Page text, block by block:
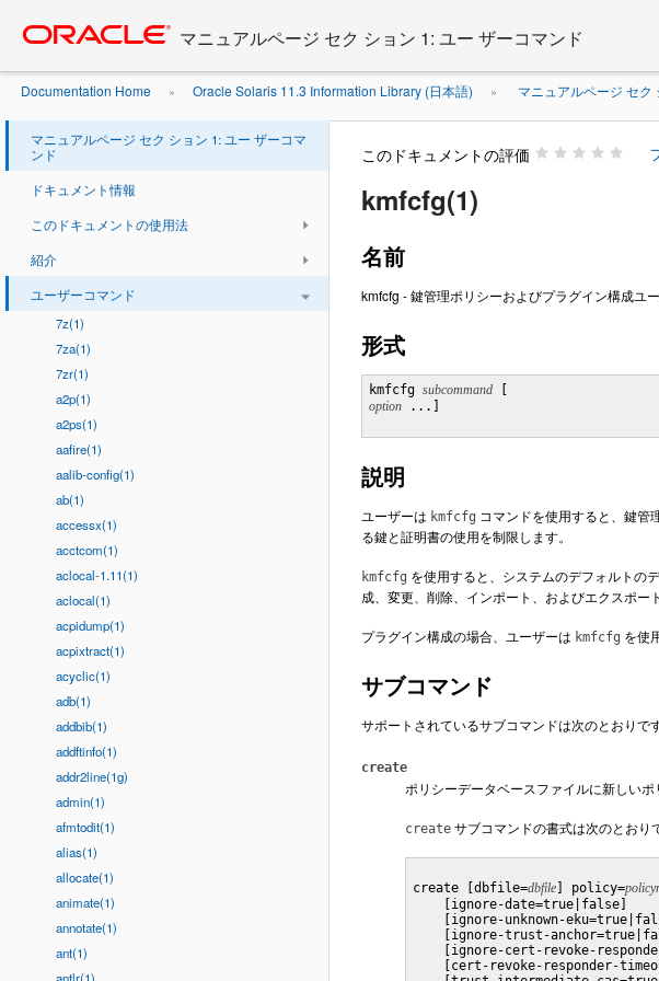
content
マニュアルページ セク ション 1: ユー ザーコマンド
Documentation Home » Oracle Solaris 11.3 Information Library (日本語) » マニュアルページ セク
マニュアルページ セク ション 1: ユー ザーコマ
ンド
ドキュメント情報
このドキュメントの使用法
紹介
ユーザーコマンド
7z(1)
7za(1)
7zr(1)
a2p(1)
a2ps(1)
aafire(1)
aalib-config(1)
ab(1)
accessx(1)
acctcom(1)
aclocal-1.11(1)
aclocal(1)
acpidump(1)
acpixtract(1)
acyclic(1)
adb(1)
addbib(1)
addftinfo(1)
addr2line(1g)
admin(1)
afmtodit(1)
alias(1)
allocate(1)
animate(1)
annotate(1)
ant(1)
このドキュメントの評価
kmfcfg(1)
名前
kmfcfg - 鍵管理ポリシーおよびプラグイン構成ユ
形式
kmfcfg subcommand
option ...]
説明
ユーザーは kmfcfg コマンドを使用すると、鍵管
る鍵と証明書の使用を制限します。
kmfcfg を使用すると、システムのデフォルトの
成、変更、削除、インポート、およびエクスポー
プラグイン構成の場合、ユーザーは kmfcfg を使
サブコマンド
サポートされているサブコマンドは次のとおりです
create
ポリシーデータベースファイルに新しいポ
create サブコマンドの書式は次のとおり
create [dbfile=dbfile ] policy=
    [ignore-date=true|false]
[ignore-unknown-
[ignore-trust-
[ignore-cert-revoke-
[cert-revoke-responder-